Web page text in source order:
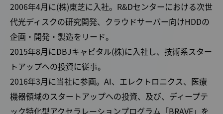
2006年4月に(株)東芝に入社。R&Dセンターにおける次世
代光ディスクの研究開発、クラウドサーバー向けHDDの
企画・開発・製造をリード。
2015年8月にDBJキャピタル(株)に入社し、技術系スター
トアップへの投資に従事。
2016年3月に当社に参画。AI、エレクトロニクス、医療
機器領域のスタートアップへの投資、及び、ディープテ
ック特化型アクセラレーションプログラム「BRAVE」を